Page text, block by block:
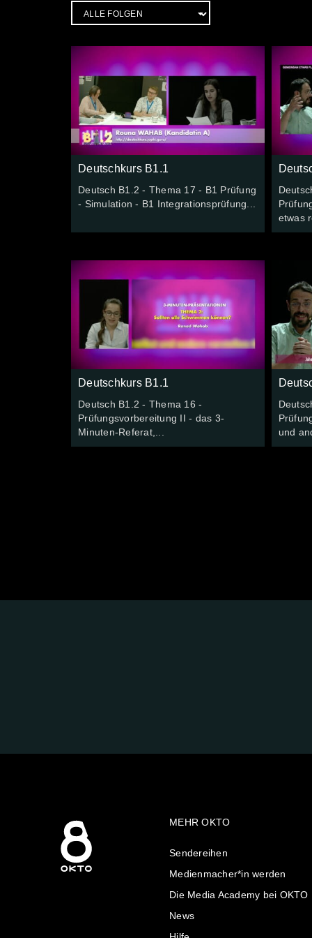
Deutschkurs B1.1
Deutsch B1.2 - Thema 17 - B1 Prüfung
- Simulation - B1 Integrationsprüfung...
etwas
Deutschkurs B1.1
Deutsch B1.2 - Thema 16 -
Prüfungsvorbereitung II - das 3-
Minuten-Referat,...
und
MEHR OKTO
Sendereihen
Medienmacher*in werden
Die Media Academy bei OKTO
News